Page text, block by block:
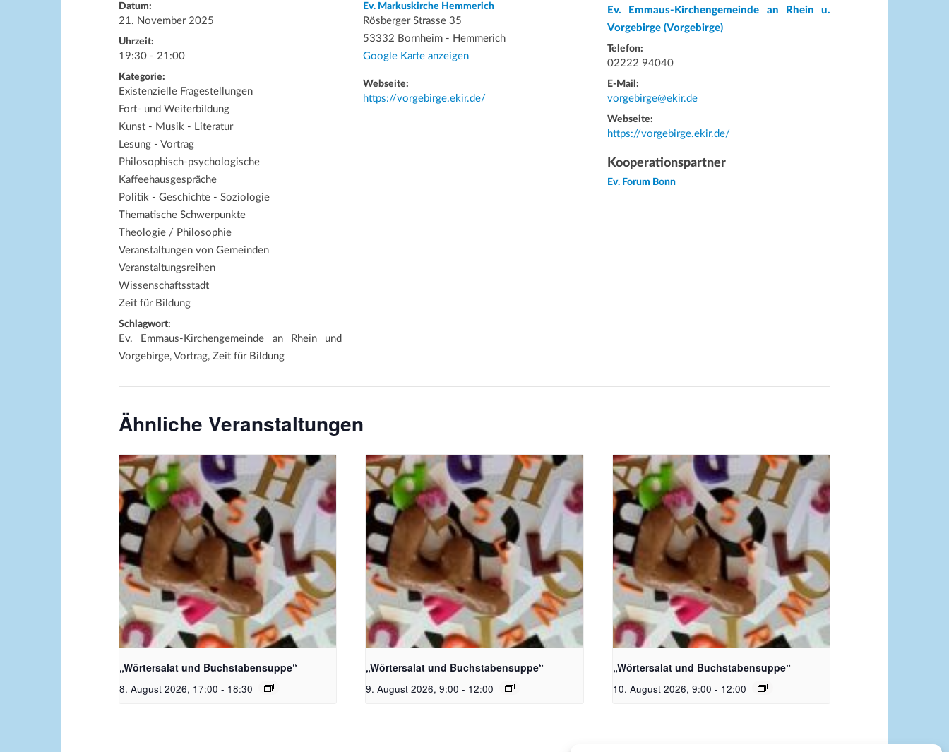
Datum:
21. November 2025
Uhrzeit:
19:30 - 21:00
Kategorie:
Existenzielle Fragestellungen
Fort- und Weiterbildung
Kunst - Musik - Literatur
Lesung - Vortrag
Philosophisch-psychologische
Kaffeehausgespräche
Politik - Geschichte - Soziologie
Thematische Schwerpunkte
Theologie / Philosophie
Veranstaltungen von Gemeinden
Veranstaltungsreihen
Wissenschaftsstadt
Zeit für Bildung
Schlagwort:
Ev. Emmaus-Kirchengemeinde an Rhein und
Vorgebirge, Vortrag, Zeit für Bildung
Ev. Markuskirche Hemmerich
Rösberger Strasse 35
53332 Bornheim - Hemmerich
Google Karte anzeigen
Webseite:
https://vorgebirge.ekir.de/
Ev. Emmaus-Kirchengemeinde an Rhein u.
Vorgebirge (Vorgebirge)
Telefon:
02222 94040
E-Mail:
vorgebirge@ekir.de
Webseite:
https://vorgebirge.ekir.de/
Kooperationspartner
Ev. Forum Bonn
Ähnliche Veranstaltungen
Bildquelle_ Pixabay Free_Christoph
Meinersmann
„Wörtersalat und Buchstabensuppe“
8. August 2026, 17:00 - 18:30
Bildquelle_ Pixabay Free_Christoph
Meinersmann
„Wörtersalat und Buchstabensuppe“
9. August 2026, 9:00 - 12:00
Bildquelle_ Pixabay Free_Christoph
Meinersmann
„Wörtersalat und Buchstabensuppe“
10. August 2026, 9:00 - 12:00